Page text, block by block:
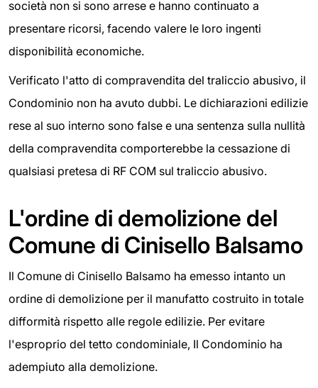
società non si sono arrese e hanno continuato a
presentare ricorsi, facendo valere le loro ingenti
disponibilità economiche.
Verificato l'atto di compravendita del traliccio abusivo, il
Condominio non ha avuto dubbi. Le dichiarazioni edilizie
rese al suo interno sono false e una sentenza sulla nullità
della compravendita comporterebbe la cessazione di
qualsiasi pretesa di RF COM sul traliccio abusivo.
L'ordine di demolizione del
Comune di Cinisello Balsamo
Il Comune di Cinisello Balsamo ha emesso intanto un
ordine di demolizione per il manufatto costruito in totale
difformità rispetto alle regole edilizie. Per evitare
l'esproprio del tetto condominiale, Il Condominio ha
adempiuto alla demolizione.